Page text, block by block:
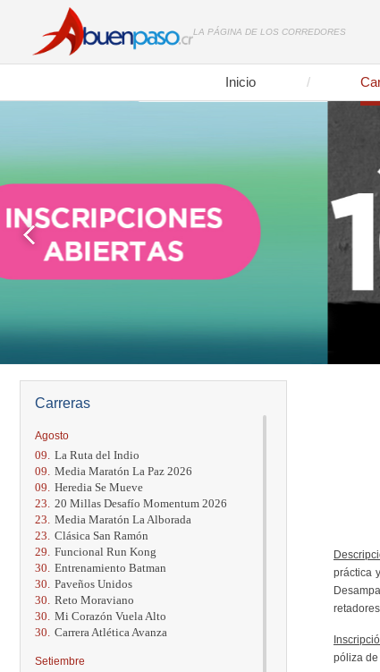
LA PÁGINA DE LOS CORREDORES
Inicio
Carreras
Agosto
09. La Ruta del Indio
09. Media Maratón La Paz 2026
09. Heredia Se Mueve
23. 20 Millas Desafío Momentum 2026
23. Media Maratón La Alborada
23. Clásica San Ramón
29. Funcional Run Kong
30. Entrenamiento Batman
30. Paveños Unidos
30. Reto Moraviano
30. Mi Corazón Vuela Alto
30. Carrera Atlética Avanza
Setiembre
práctica
póliza